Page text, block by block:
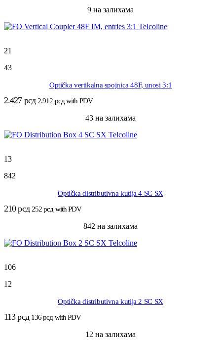
9 на залихама
21
43
Optička vertikalna spojnica 48F, unosi 3:1
2.427 рсд 2.912 рсдwith PDV
43 на залихама
13
842
Optička distributivna kutija 4 SC SX
210рсд 252рсдwith PDV
842 на залихама
106
12
Optička distributivna kutija 2 SC SX
113рсд 136рсдwith PDV
12 на залихама